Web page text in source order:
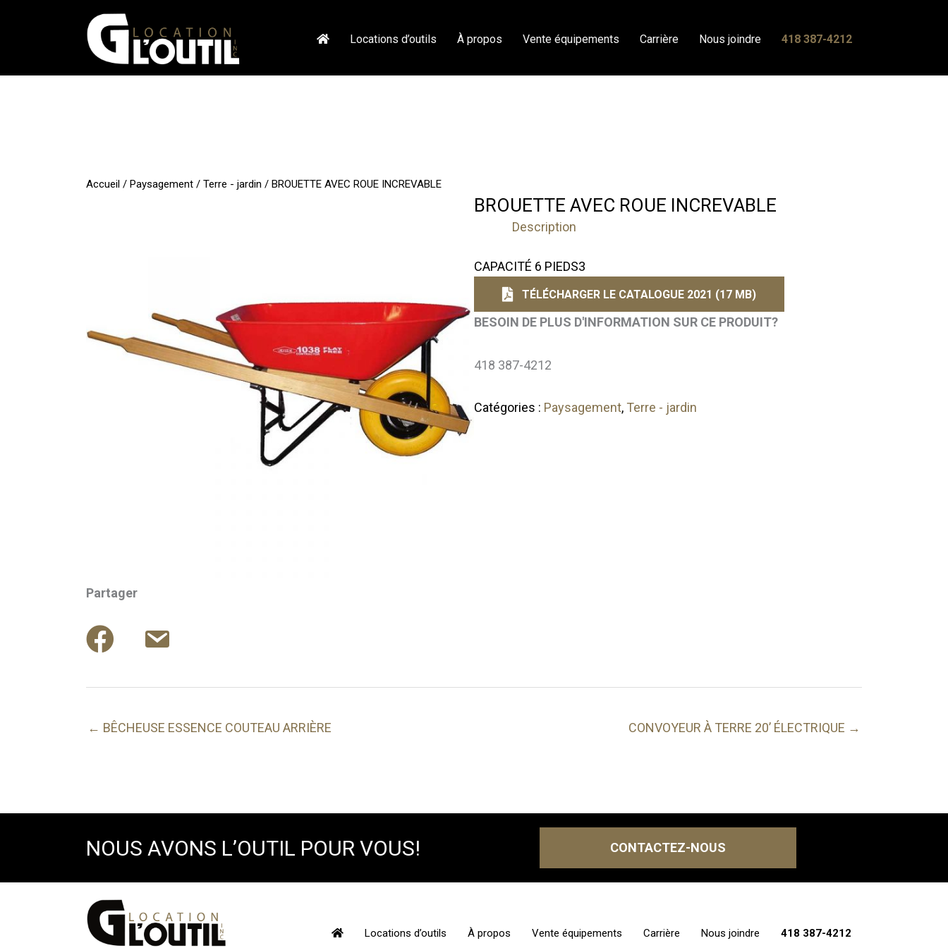
Locations d’outils À propos Vente équipements Carrière Nous joindre 418 387-4212
Accueil / Paysagement / Terre - jardin / BROUETTE AVEC ROUE INCREVABLE
Partager
BROUETTE AVEC ROUE INCREVABLE
Description
CAPACITÉ 6 PIEDS3
TÉLÉCHARGER LE CATALOGUE 2021 (17 MB)
BESOIN DE PLUS D'INFORMATION SUR CE PRODUIT?
418 387-4212
Catégories : Paysagement, Terre - jardin
← BÊCHEUSE ESSENCE COUTEAU ARRIÈRE CONVOYEUR À TERRE 20’ ÉLECTRIQUE →
NOUS AVONS L’OUTIL POUR VOUS! CONTACTEZ-NOUS
Locations d’outils À propos Vente équipements Carrière Nous joindre 418 387-4212